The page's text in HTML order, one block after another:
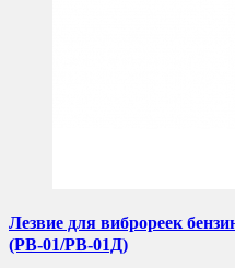
Лезвие для виброреек
(РВ-01/РВ-01Д)